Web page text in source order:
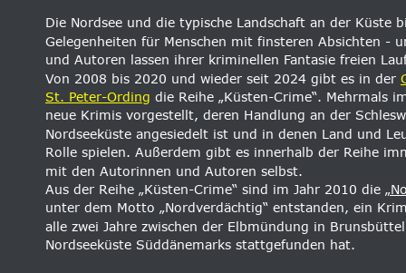
Die Nordsee und die typische Landschaft an der Küste
Gelegenheiten für Menschen mit finsteren Absichten -
und Autoren lassen ihrer kriminellen Fantasie freien
Von 2008 bis 2020 und wieder seit 2024 gibt es in der
St. Peter-Ording die Reihe „Küsten-Crime“. Mehrmals
neue Krimis vorgestellt, deren Handlung an der
Nordseeküste angesiedelt ist und in denen Land und
Rolle spielen. Außerdem gibt es innerhalb der Reihe
mit den Autorinnen und Autoren selbst.
Aus der Reihe „Küsten-Crime“ sind im Jahr 2010 die
unter dem Motto „Nordverdächtig“ entstanden, ein
alle zwei Jahre zwischen der Elbmündung in
Nordseeküste Süddänemarks stattgefunden hat.